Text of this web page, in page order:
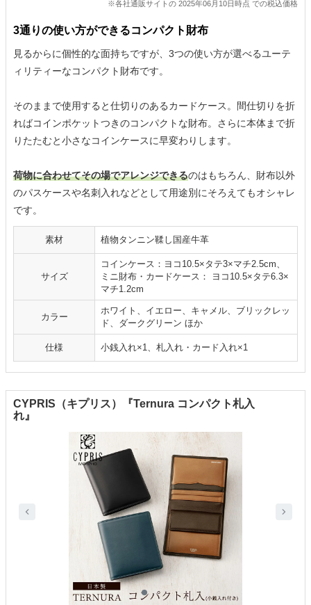
※各社通販サイトの 2025年06月10日時点 での税込価格
3通りの使い方ができるコンパクト財布
見るからに個性的な面持ちですが、3つの使い方が選べるユーテ
ィリティーなコンパクト財布です。
そのままで使用すると仕切りのあるカードケース。間仕切りを折
ればコインポケットつきのコンパクトな財布。さらに本体まで折
りたたむと小さなコインケースに早変わりします。
荷物に合わせてその場でアレンジできるのはもちろん、財布以外
のパスケースや名刺入れなどとして用途別にそろえてもオシャレ
です。
素材 植物タンニン鞣し国産牛革
サイズ
コインケース：ヨコ10.5×タテ3×マチ2.5cm、
ミニ財布・カードケース： ヨコ10.5×タテ6.3×
マチ1.2cm
カラー
ホワイト、イエロー、キャメル、ブリックレッ
ド、ダークグリーン ほか
仕様 小銭入れ×1、札入れ・カード入れ×1
CYPRIS（キプリス）『Ternura コンパクト札入
れ』